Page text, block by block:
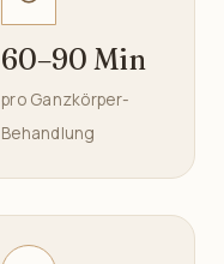
60–90 Min
pro Ganzkörper-
Behandlung